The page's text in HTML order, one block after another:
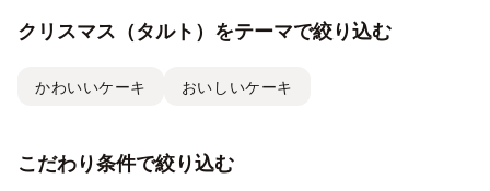
クリスマス（タルト）をテーマで絞り込む
かわいいケーキ おいしいケーキ
こだわり条件で絞り込む